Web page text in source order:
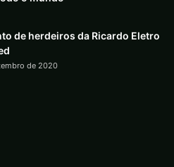
de herdeiros da Ricardo Eletro
de 2020